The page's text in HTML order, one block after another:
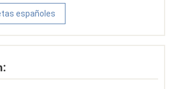
españoles